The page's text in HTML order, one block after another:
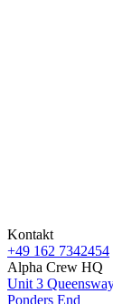
Kontakt
+49 162 7342454
Alpha Crew HQ
Unit 3
Ponders End